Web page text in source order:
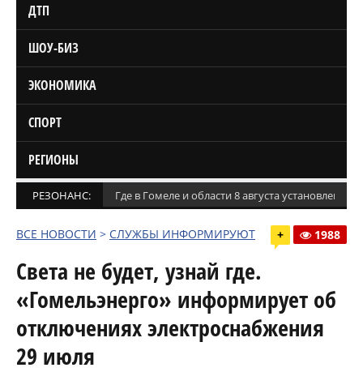
ДТП
ШОУ-БИЗ
ЭКОНОМИКА
СПОРТ
РЕГИОНЫ
РЕЗОНАНС: Где в Гомеле и области 8 августа установлены
ВСЕ НОВОСТИ > СЛУЖБЫ ИНФОРМИРУЮТ + 1988
Света не будет, узнай где.
«Гомельэнерго» информирует об
отключениях электроснабжения
29 июля